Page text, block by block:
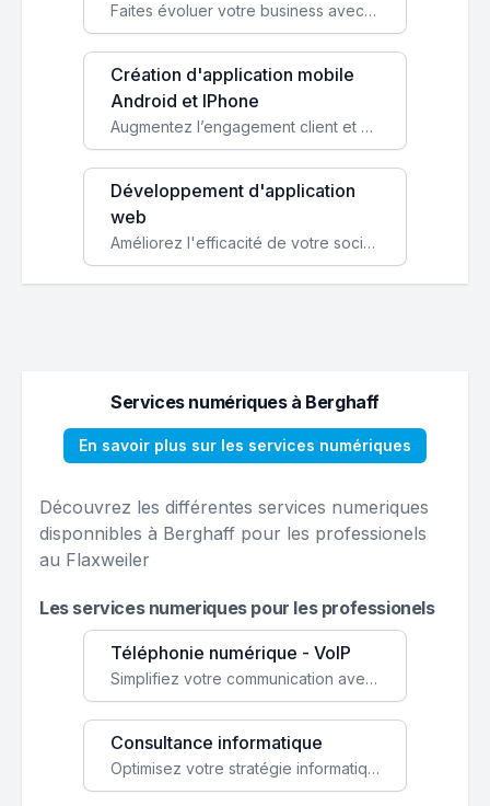
Faites évoluer votre business avec des solutions logicielles personnalisées, parfaitement adaptées à vos besoins spécifiques.
Création d'application mobile
Android et IPhone
Augmentez l’engagement client et simplifiez vos processus avec une application mobile sur mesure, disponible sur iOS et Android.
Développement d'application
web
Améliorez l'efficacité de votre société avec une application web personnalisée accessible partout et tout le temps.
Services numériques à Berghaff
En savoir plus sur les services numériques
Découvrez les différentes services numeriques
disponnibles à Berghaff pour les professionels
au Flaxweiler
Les services numeriques pour les professionels
Téléphonie numérique - VoIP
Simplifiez votre communication avec une solution VoIP flexible, économique et adaptée à vos besoins professionnels.
Consultance informatique
Optimisez votre stratégie informatique avec l'expertise de nos consultants pour améliorer votre efficacité et sécurité.